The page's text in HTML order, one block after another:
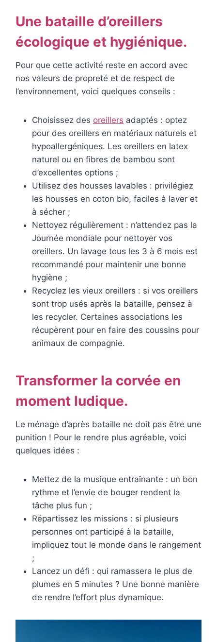
Une bataille d’oreillers
écologique et hygiénique.
Pour que cette activité reste en accord avec
nos valeurs de propreté et de respect de
l’environnement, voici quelques conseils :
Choisissez des oreillers adaptés : optez
pour des oreillers en matériaux naturels et
hypoallergéniques. Les oreillers en latex
naturel ou en fibres de bambou sont
d’excellentes options ;
Utilisez des housses lavables : privilégiez
les housses en coton bio, faciles à laver et
à sécher ;
Nettoyez régulièrement : n’attendez pas la
Journée mondiale pour nettoyer vos
oreillers. Un lavage tous les 3 à 6 mois est
recommandé pour maintenir une bonne
hygiène ;
Recyclez les vieux oreillers : si vos oreillers
sont trop usés après la bataille, pensez à
les recycler. Certaines associations les
récupèrent pour en faire des coussins pour
animaux de compagnie.
Transformer la corvée en
moment ludique.
Le ménage d’après bataille ne doit pas être une
punition ! Pour le rendre plus agréable, voici
quelques idées :
Mettez de la musique entraînante : un bon
rythme et l’envie de bouger rendent la
tâche plus fun ;
Répartissez les missions : si plusieurs
personnes ont participé à la bataille,
impliquez tout le monde dans le rangement
;
Lancez un défi : qui ramassera le plus de
plumes en 5 minutes ? Une bonne manière
de rendre l’effort plus dynamique.